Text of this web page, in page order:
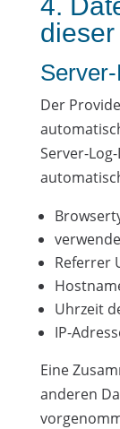
Der
Server-
Referrer
Uhrzeit
IP-
Eine
anderen